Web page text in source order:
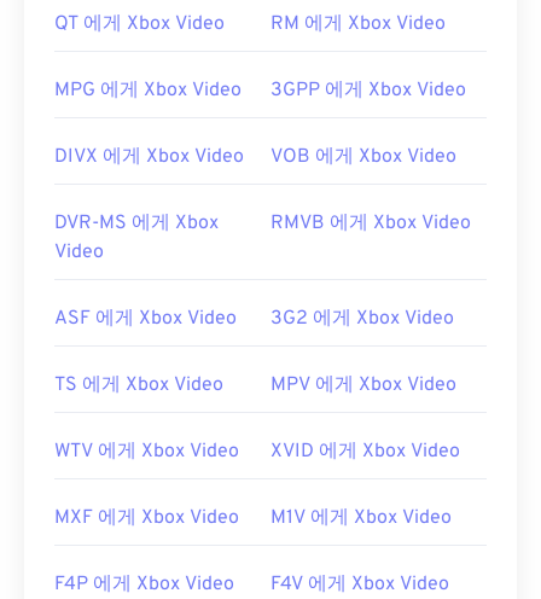
QT 에게 Xbox Video RM 에게 Xbox Video
MPG 에게 Xbox Video 3GPP 에게 Xbox Video
DIVX 에게 Xbox Video VOB 에게 Xbox Video
DVR-MS 에게 Xbox
Video
RMVB 에게 Xbox Video
ASF 에게 Xbox Video 3G2 에게 Xbox Video
TS 에게 Xbox Video MPV 에게 Xbox Video
WTV 에게 Xbox Video XVID 에게 Xbox Video
MXF 에게 Xbox Video M1V 에게 Xbox Video
F4P 에게 Xbox Video F4V 에게 Xbox Video